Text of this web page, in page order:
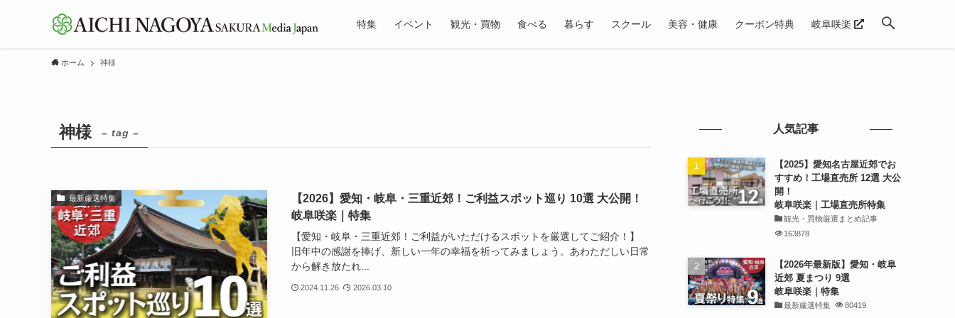
特集 イベント 観光・買物 食べる 暮らす スクール 美容・健康 クーポン特典 岐阜咲楽
ホーム 神様
神様 – tag –
最新厳選特集
【2026】愛知・岐阜・三重近郊！ご利益スポット巡り 10選 大公開！
岐阜咲楽｜特集
【愛知・岐阜・三重近郊！ご利益がいただけるスポットを厳選してご紹介！】
旧年中の感謝を捧げ、新しい一年の幸福を祈ってみましょう。あわただしい日常
から解き放たれ...
2024.11.26 2026.03.10
人気記事
【2025】愛知名古屋近郊でお
すすめ！工場直売所 12選 大公
開！
岐阜咲楽｜工場直売所特集
観光・買物厳選まとめ記事
163878
【2026年最新版】愛知・岐阜
近郊 夏まつり 9選
岐阜咲楽｜特集
最新厳選特集 80419